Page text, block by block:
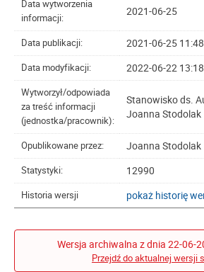
Data wytworzenia
informacji:
2021-06-25
Data publikacji: 2021-06-25
Data modyfikacji: 2022-06-22
Wytworzył/odpowiada
za treść informacji
(jednostka/pracownik):
Stanowisko ds.
Joanna Stodolak
Opublikowane przez: Joanna Stodolak
Statystyki: 12990
Historia wersji pokaż historię
Wersja archiwalna z dnia 22-06-
Przejdź do aktualnej wersji